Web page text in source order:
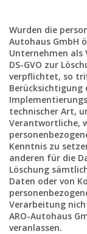
Wurden die
Autohaus GmbH
Unternehmen als
DS-GVO zur
verpflichtet, so
Berücksichtigung
technischer Art,
Verantwortliche,
Kenntnis zu
anderen für die
Löschung
Daten oder von
Verarbeitung
ARO-Autohaus
veranlassen.